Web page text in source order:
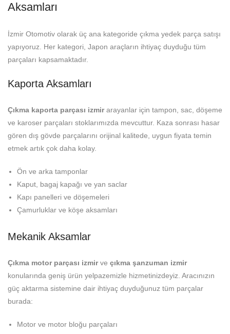
Aksamları
İzmir Otomotiv olarak üç ana kategoride çıkma yedek parça satışı
yapıyoruz. Her kategori, Japon araçların ihtiyaç duyduğu tüm
parçaları kapsamaktadır.
Kaporta Aksamları
Çıkma kaporta parçası izmirarayanlar için tampon, sac, döşeme
ve karoser parçaları stoklarımızda mevcuttur. Kaza sonrası hasar
gören dış gövde parçalarını orijinal kalitede, uygun fiyata temin
etmek artık çok daha kolay.
Ön ve arka tamponlar
Kaput, bagaj kapağı ve yan saclar
Kapı panelleri ve döşemeleri
Çamurluklar ve köşe aksamları
Mekanik Aksamlar
Çıkma motor parçası izmirve çıkma şanzuman izmir
konularında geniş ürün yelpazemizle hizmetinizdeyiz. Aracınızın
güç aktarma sistemine dair ihtiyaç duyduğunuz tüm parçalar
burada:
Motor ve motor bloğu parçaları